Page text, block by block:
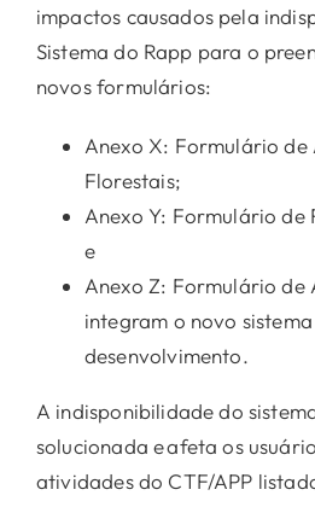
impactos causados pela
Sistema do Rapp para o
novos formulários:
Anexo X: Formulário de
Florestais;
Anexo Y: Formulário de
e
Anexo Z: Formulário de
integram o novo
desenvolvimento.
A indisponibilidade do
solucionada e afeta os
atividades do CTF/APP